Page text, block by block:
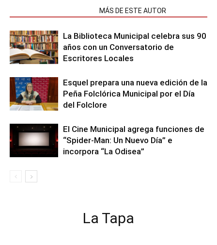
MÁS DE ESTE AUTOR
La Biblioteca Municipal celebra sus 90
años con un Conversatorio de
Escritores Locales
Esquel prepara una nueva edición de la
Peña Folclórica Municipal por el Día
del Folclore
El Cine Municipal agrega funciones de
“Spider-Man: Un Nuevo Día” e
incorpora “La Odisea”
La Tapa